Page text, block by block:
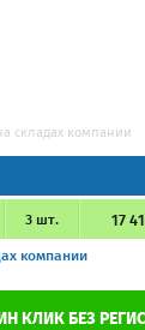
складах компании
3 шт. 17
компании
КЛИК БЕЗ